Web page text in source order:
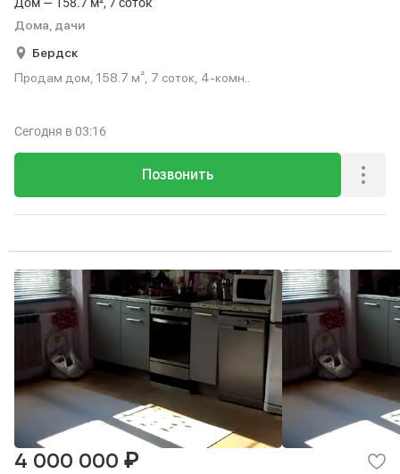
Дома, дачи
Бердск
Продам дом, 158.7 м², 7 соток, 4-комн..
Позвонить
Сегодня в 03:16
4 000 000 ₽